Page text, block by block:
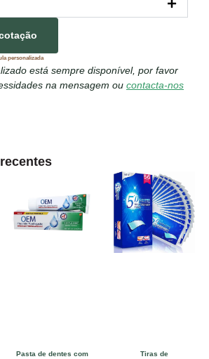
personalizada
está sempre disponível, por favor
na mensagem ou contacta-nos
Pasta de dentes com
Tiras de